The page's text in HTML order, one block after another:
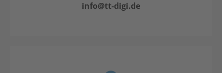
info@tt-digi.de